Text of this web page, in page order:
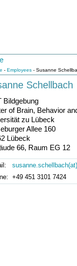
- Employees - Susanne
Schellbach
Bildgebung
of Brain, Behavior
zu Lübeck
Allee 160
Lübeck
66, Raum EG 12
+49 451 3101 7424